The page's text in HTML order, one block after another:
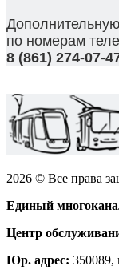
по номерам
8 (861) 274-07-
2026 © Все права
Единый
Центр
Юр. адрес: 350089,